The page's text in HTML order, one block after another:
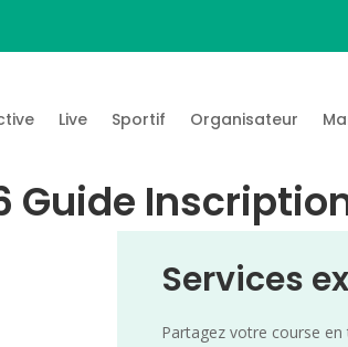
Live Sportif Organisateur
Guide
Services
Partagez votre course